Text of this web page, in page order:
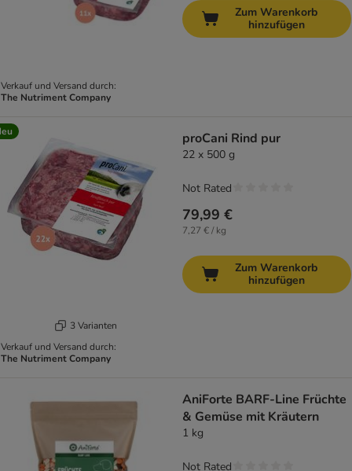
Verkauf und Versand durch:
The Nutriment Company
Zum Warenkorb
hinzufügen
3 Varianten
Verkauf und Versand durch:
The Nutriment Company
proCani Rind pur
22 x 500 g
79,99 €
7,27 € / kg
Not Rated
Zum Warenkorb
hinzufügen
AniForte BARF-Line Früchte
& Gemüse mit Kräutern
1 kg
Not Rated